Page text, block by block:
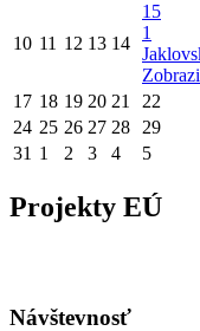
10 11 12 13 14
15
1
17 18 19 20 21 22
24 25 26 27 28 29
31 1 2 3 4 5
Projekty EÚ
Návštevnosť